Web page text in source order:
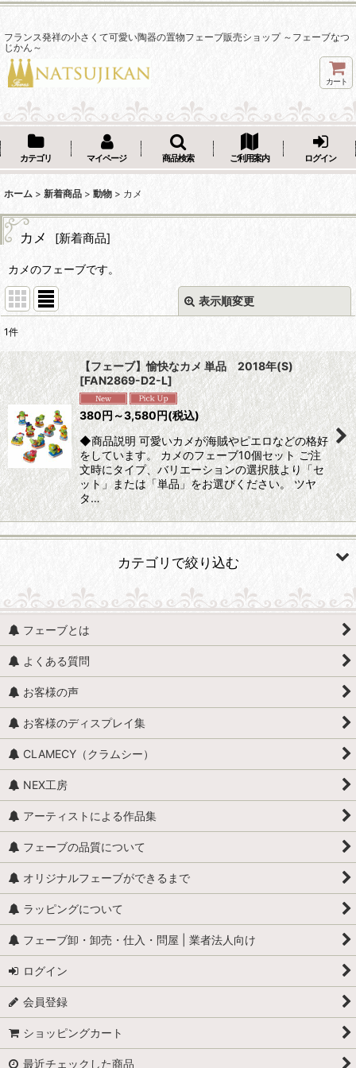
フランス発祥の小さくて可愛い陶器の置物フェーブ販売ショップ ～フェーブなつ
じかん～
カート
カテゴリ マイページ 商品検索 ご利用案内 ログイン
ホーム > 新着商品 > 動物 > カメ
カメ [新着商品]
カメのフェーブです。
表示順変更
並び順:
絞り込む
1件
【フェーブ】愉快なカメ 単品 2018年(S)
[FAN2869-D2-L]
380円～3,580円(税込)
◆商品説明 可愛いカメが海賊やピエロなどの格好
をしています。 カメのフェーブ10個セット ご注
文時にタイプ、バリエーションの選択肢より「セ
ット」または「単品」をお選びください。 ツヤ
タ…
カテゴリで絞り込む
動物 (すべての商品を表示)
魚、イルカ、くじら、サメ
馬（うま）
牛
昆虫・爬虫類・両生類
カエル
全般（ぞう、ねずみ 等）
ふくろう
カメ
トラ・ライオン・猛獣
ペンギン
フェーブとは
よくある質問
お客様の声
お客様のディスプレイ集
CLAMECY（クラムシー）
NEX工房
アーティストによる作品集
フェーブの品質について
オリジナルフェーブができるまで
ラッピングについて
フェーブ卸・卸売・仕入・問屋 | 業者法人向け
ログイン
会員登録
ショッピングカート
最近チェックした商品